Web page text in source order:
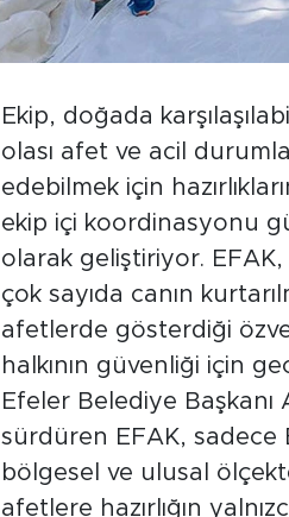
Ekip, doğada
olası afet ve acil
edebilmek için
ekip içi koordinasyonu
olarak geliştiriyor.
çok sayıda canın
afetlerde gösterdiği
halkının güvenliği için
Efeler Belediye Başkanı
sürdüren EFAK, sadece
bölgesel ve ulusal
afetlere hazırlığın